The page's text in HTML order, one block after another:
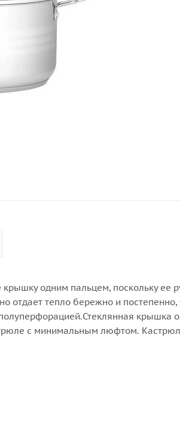
одним пальцем, поскольку ее
отдает тепло бережно и
крышка
с минимальным люфтом.